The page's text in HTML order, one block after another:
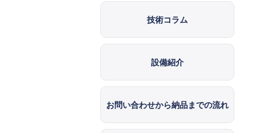
技術コラム
設備紹介
お問い合わせから納品までの流れ